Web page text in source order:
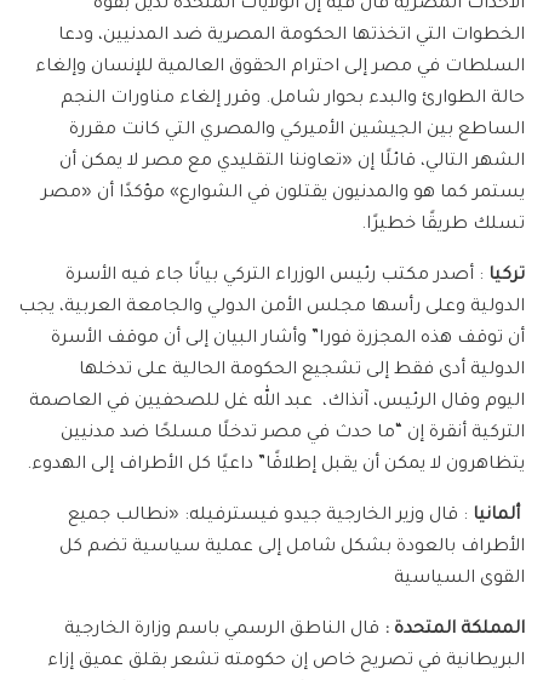
الأحداث المصرية قال فيه إن الولايات المتحدة تدين بقوة
الخطوات التي اتخذتها الحكومة المصرية ضد المدنيين، ودعا
السلطات في مصر إلى احترام الحقوق العالمية للإنسان وإلغاء
حالة الطوارئ والبدء بحوار شامل. وقرر إلغاء مناورات النجم
الساطع بين الجيشين الأميركي والمصري التي كانت مقررة
الشهر التالي، قائلًا إن «تعاوننا التقليدي مع مصر لا يمكن أن
يستمر كما هو والمدنيون يقتلون في الشوارع» مؤكدًا أن «مصر
تسلك طريقًا خطيرًا.
تركيا : أصدر مكتب رئيس الوزراء التركي بيانًا جاء فيه الأسرة
الدولية وعلى رأسها مجلس الأمن الدولي والجامعة العربية، يجب
أن توقف هذه المجزرة فورا” وأشار البيان إلى أن موقف الأسرة
الدولية أدى فقط إلى تشجيع الحكومة الحالية على تدخلها
اليوم وقال الرئيس، آنذاك، عبد الله غل للصحفيين في العاصمة
التركية أنقرة إن “ما حدث في مصر تدخلًا مسلحًا ضد مدنيين
يتظاهرون لا يمكن أن يقبل إطلاقًا” داعيًا كل الأطراف إلى الهدوء.
ألمانيا : قال وزير الخارجية جيدو فيسترفيله: «نطالب جميع
الأطراف بالعودة بشكل شامل إلى عملية سياسية تضم كل
القوى السياسية
المملكة المتحدة : قال الناطق الرسمي باسم وزارة الخارجية
البريطانية في تصريح خاص إن حكومته تشعر بقلق عميق إزاء